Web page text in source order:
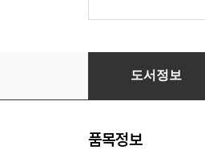
시작할 때 그 마음으
도서정보
품목정보